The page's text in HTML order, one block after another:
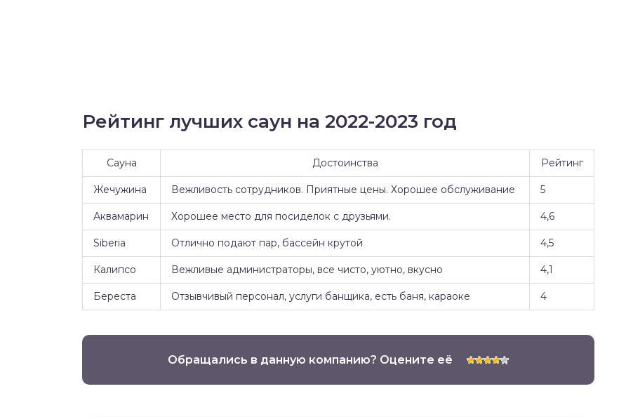
Рейтинг лучших саун на 2022-2023 год
Сауна Достоинства Рейтинг
Жечужина Вежливость сотрудников. Приятные цены. Хорошее обслуживание 5
Аквамарин Хорошее место для посиделок с друзьями. 4,6
Siberia Отлично подают пар, бассейн крутой 4,5
Калипсо Вежливые администраторы, все чисто, уютно, вкусно 4,1
Береста Отзывчивый персонал, услуги банщика, есть баня, караоке 4
Обращались в данную компанию? Оцените её